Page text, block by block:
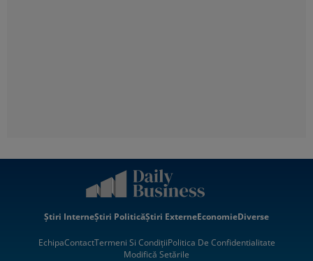
Știri InterneȘtiri PoliticăȘtiri ExterneEconomieDiverse
EchipaContactTermeni Si CondițiiPolitica De Confidentialitate
Modifică Setările